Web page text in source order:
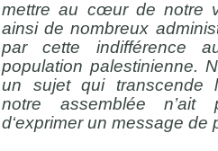
mettre au cœur de notre
ainsi de nombreux
par cette indifférence
population palestinienne.
un sujet qui transcende
notre assemblée
d‘exprimer un message de